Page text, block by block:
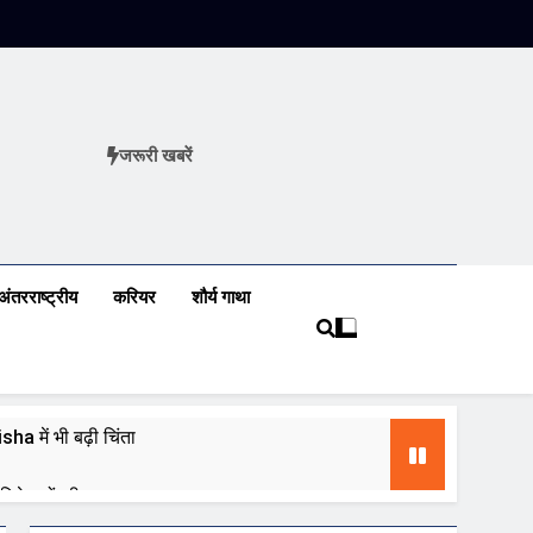
जरूरी खबरें
करियर शौर्य गाथा
में भी बढ़ी चिंता
की नजर